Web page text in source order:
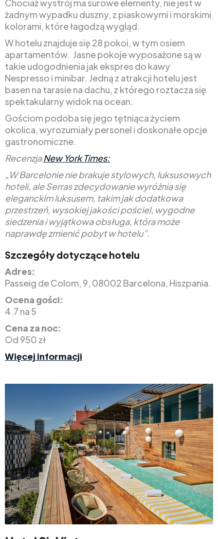
Chociaż wystrój ma surowe elementy, nie jest w
żadnym wypadku duszny, z piaskowymi i morskimi
kolorami, które łagodzą wygląd.
W hotelu znajduje się 28 pokoi, w tym osiem
apartamentów. Jasne pokoje wyposażone są w
takie udogodnienia jak ekspres do kawy
Nespresso i minibar. Jedną z atrakcji hotelu jest
basen na tarasie na dachu, z którego roztacza się
spektakularny widok na ocean.
Gościom podoba się jego tętniąca życiem
okolica, wyrozumiały personel i doskonałe opcje
gastronomiczne.
RecenzjaNew York Times:
„W Barcelonie nie brakuje stylowych, luksusowych
hoteli, ale Serras zdecydowanie wyróżnia się
eleganckim luksusem, takim jak dodatkowa
przestrzeń, wysokiej jakości pościel, wygodne
siedzenia i wyjątkowa obsługa, która może
naprawdę zmienić pobyt w hotelu”.
Szczegóły dotyczące hotelu
Adres:
Passeig de Colom, 9, 08002 Barcelona, Hiszpania.
Ocena gości:
4.7 na 5
Cena za noc:
Od 950 zł
Więcej informacji